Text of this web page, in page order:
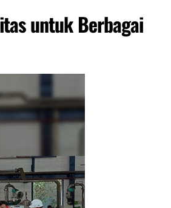
untuk Berbagai